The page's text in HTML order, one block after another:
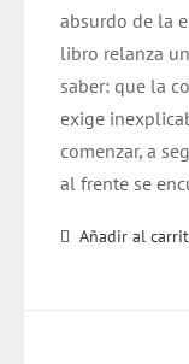
absurdo de la
libro relanza
saber: que la
exige
comenzar, a
al frente se
Añadir al